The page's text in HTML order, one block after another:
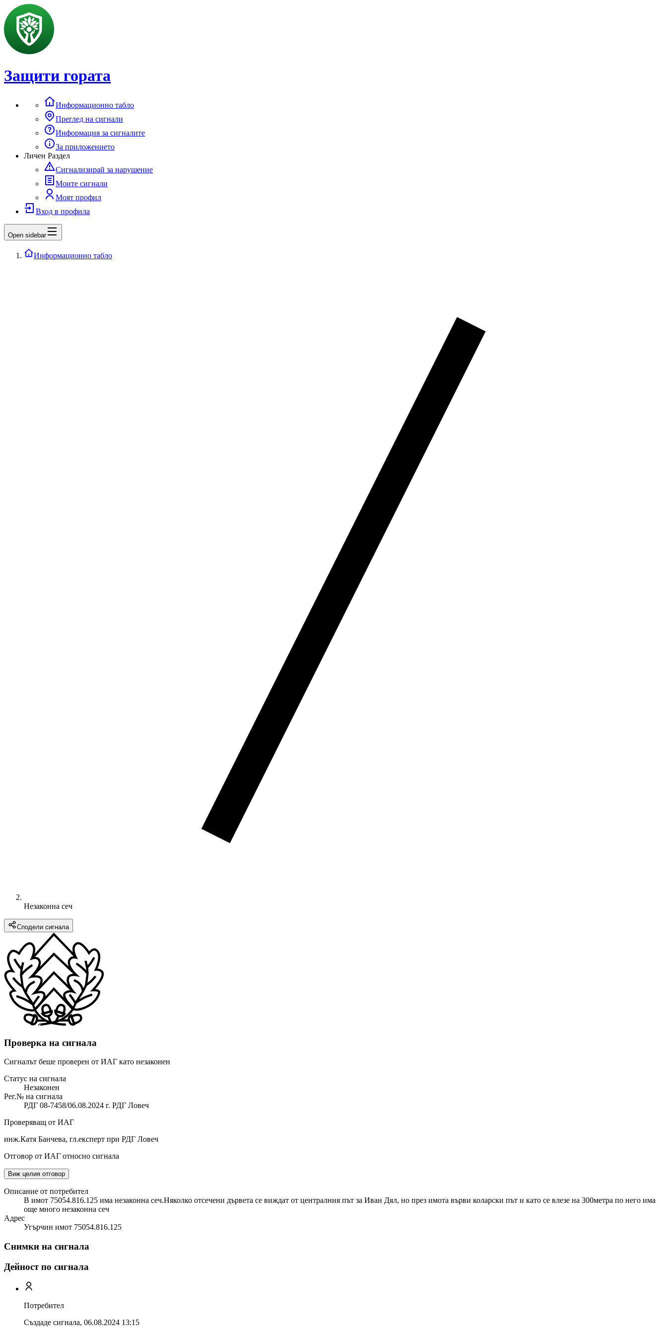
Защити гората
Информационно табло
Преглед на сигнали
Информация за сигналите
За приложението
Личен Раздел
Сигнализирай за нарушение
Моите сигнали
Моят профил
Вход в профила
Open sidebar
Информационно табло
Незаконна сеч
Сподели сигнала
Проверка на сигнала
Сигналът беше проверен от ИАГ като незаконен
Статус на сигнала
Незаконен
Рег.№ на сигнала
РДГ 08-7458/06.08.2024 г. РДГ Ловеч
Проверяващ от ИАГ
инж.Катя Банчева, гл.експерт при РДГ Ловеч
Отговор от ИАГ относно сигнала
Виж целия отговор
Описание от потребител
В имот 75054.816.125 има незаконна сеч.Няколко отсечени дървета се виждат от централния път за Иван Дял, но през имота върви коларски път и като се влезе на 300метра по него има
още много незаконна сеч
Адрес
Угърчин имот 75054.816.125
Снимки на сигнала
Дейност по сигнала
Потребител
Създаде сигнала, 06.08.2024 13:15